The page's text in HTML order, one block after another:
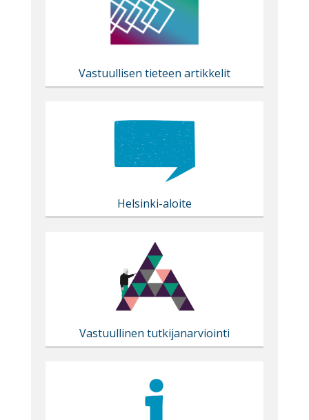
Vastuullisen tieteen artikkelit
Helsinki-aloite
Vastuullinen tutkijanarviointi